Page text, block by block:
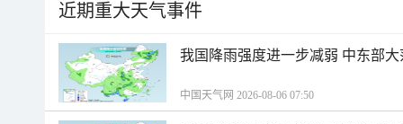
近期重大天气事件
我国降雨强度进一步减弱 中东部
中国天气网 2026-08-06 07:50